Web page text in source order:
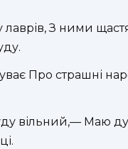
лаврів, З ними
Про страшні
вільний,— Маю